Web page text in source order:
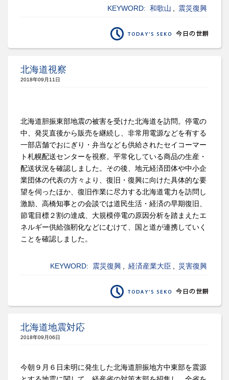
KEYWORD: 和歌山 震災復興
北海道視察
2018年09月11日
北海道胆振東部地震の被害を受けた北海道を訪問。停電の
中、発災直後から販売を継続し、非常用電源などを有する
一部店舗でおにぎり・弁当なども供給されたセイコーマー
ト札幌配送センターを視察。平常化している商品の生産・
配送状況を確認しました。その後、地元経済団体や中小企
業団体の代表の方々より、復旧・復興に向けた具体的な要
望を伺ったほか、復旧作業に尽力する北海道電力を訪問し
激励、高橋知事との会談では道民生活・経済の早期復旧、
節電目標２割の達成、大規模停電の原因分析を踏まえたエ
ネルギー供給強靭化などにむけて、国と道が連携していく
ことを確認しました。
KEYWORD: 震災復興 経済産業大臣 災害復興
北海道地震対応
2018年09月06日
今朝９月６日未明に発生した北海道胆振地方中東部を震源